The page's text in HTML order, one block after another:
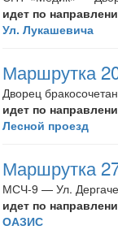
идет по
Ул. Лукашевича
Маршрутка
Дворец
идет по
Лесной проезд
Маршрутка
МСЧ-9 — Ул.
идет по
ОАЗИС